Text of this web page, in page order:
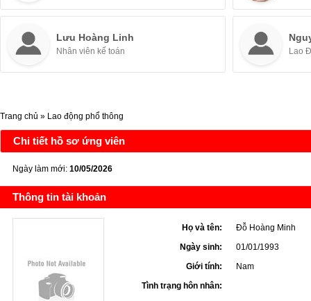
Lưu Hoàng Linh
Nhân viên kế toán Lao
Trang chủ » Lao động phổ thông
Chi tiết hồ sơ ứng viên
Ngày làm mới: 10/05/2026
Thông tin tài khoản
Họ và tên:
Đỗ Hoàng Minh
Ngày sinh:
01/01/1993
Giới tính:
Nam
Tình trạng hôn nhân: